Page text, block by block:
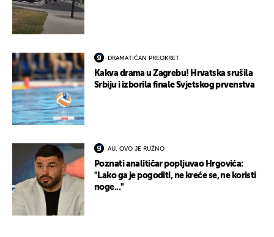
DRAMATIČAN PREOKRET
Kakva drama u Zagrebu! Hrvatska srušila
Srbiju i izborila finale Svjetskog prvenstva
AU, OVO JE RUŽNO
Poznati analitičar popljuvao Hrgovića:
"Lako ga je pogoditi, ne kreće se, ne koristi
noge..."